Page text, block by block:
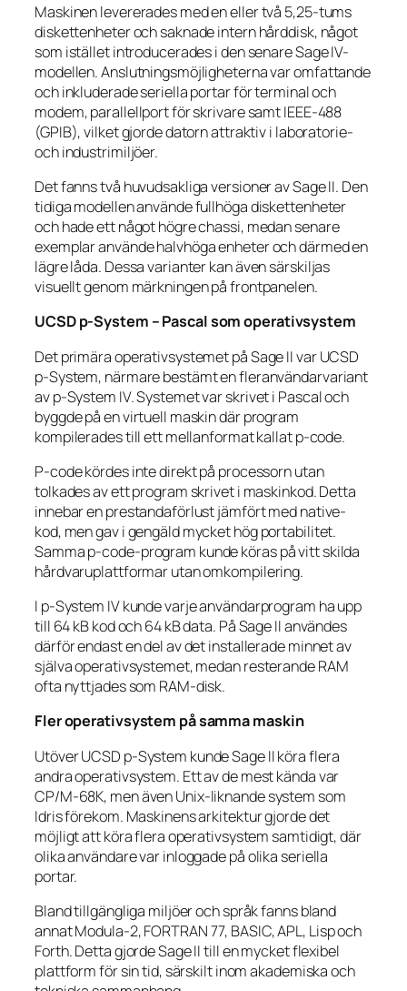
Maskinen levererades med en eller två 5,25-tums
diskettenheter och saknade intern hårddisk, något
som istället introducerades i den senare Sage IV-
modellen. Anslutningsmöjligheterna var omfattande
och inkluderade seriella portar för terminal och
modem, parallellport för skrivare samt IEEE-488
(GPIB), vilket gjorde datorn attraktiv i laboratorie-
och industrimiljöer.
Det fanns två huvudsakliga versioner av Sage II. Den
tidiga modellen använde fullhöga diskettenheter
och hade ett något högre chassi, medan senare
exemplar använde halvhöga enheter och därmed en
lägre låda. Dessa varianter kan även särskiljas
visuellt genom märkningen på frontpanelen.
UCSD p-System – Pascal som operativsystem
Det primära operativsystemet på Sage II var UCSD
p-System, närmare bestämt en fleranvändarvariant
av p-System IV. Systemet var skrivet i Pascal och
byggde på en virtuell maskin där program
kompilerades till ett mellanformat kallat p-code.
P-code kördes inte direkt på processorn utan
tolkades av ett program skrivet i maskinkod. Detta
innebar en prestandaförlust jämfört med native-
kod, men gav i gengäld mycket hög portabilitet.
Samma p-code-program kunde köras på vitt skilda
hårdvaruplattformar utan omkompilering.
I p-System IV kunde varje användarprogram ha upp
till 64 kB kod och 64 kB data. På Sage II användes
därför endast en del av det installerade minnet av
själva operativsystemet, medan resterande RAM
ofta nyttjades som RAM-disk.
Fler operativsystem på samma maskin
Utöver UCSD p-System kunde Sage II köra flera
andra operativsystem. Ett av de mest kända var
CP/M-68K, men även Unix-liknande system som
Idris förekom. Maskinens arkitektur gjorde det
möjligt att köra flera operativsystem samtidigt, där
olika användare var inloggade på olika seriella
portar.
Bland tillgängliga miljöer och språk fanns bland
annat Modula-2, FORTRAN 77, BASIC, APL, Lisp och
Forth. Detta gjorde Sage II till en mycket flexibel
plattform för sin tid, särskilt inom akademiska och